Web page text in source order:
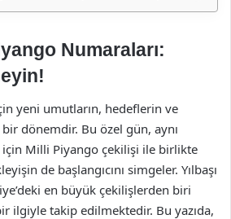
Numaraları:
yeni umutların, hedeflerin ve
dönemdir. Bu özel gün, aynı
Milli Piyango çekilişi ile birlikte
de başlangıcını simgeler. Yılbaşı
en büyük çekilişlerden biri
ilgiyle takip edilmektedir. Bu yazıda,